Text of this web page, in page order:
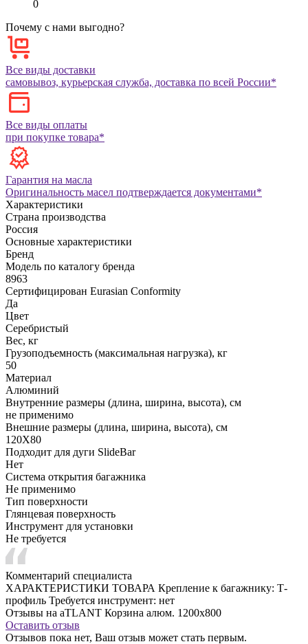
0
Почему с нами выгодно?
Все виды доставки
самовывоз, курьерская служба, доставка по всей России*
Все виды оплаты
при покупке товара*
Гарантия на масла
Оригинальность масел подтверждается документами*
Характеристики
Страна производства
Россия
Основные характеристики
Бренд
Модель по каталогу бренда
8963
Сертифицирован Eurasian Conformity
Да
Цвет
Серебристый
Вес, кг
Грузоподъемность (максимальная нагрузка), кг
50
Материал
Алюминий
Внутренние размеры (длина, ширина, высота), см
не применимо
Внешние размеры (длина, ширина, высота), см
120X80
Подходит для дуги SlideBar
Нет
Система открытия багажника
Не применимо
Тип поверхности
Глянцевая поверхность
Инструмент для установки
Не требуется
Комментарий специалиста
ХАРАКТЕРИСТИКИ ТОВАРА Крепление к багажнику: Т-
профиль Требуется инструмент: нет
Отзывы на aTLANT Корзина алюм. 1200х800
Оставить отзыв
Отзывов пока нет, Ваш отзыв может стать первым.